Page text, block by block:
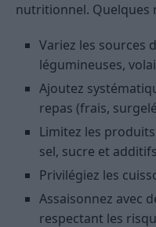
nutritionnel. Quelques
Variez les sources
légumineuses,
Ajoutez
repas (frais,
Limitez les
sel, sucre et
Privilégiez les
Assaisonnez avec
respectant les